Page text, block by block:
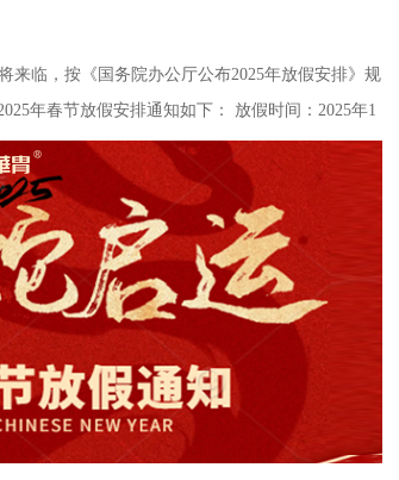
来临，按《国务院办公厅公布2025年放假安排》规
年春节放假安排通知如下： 放假时间：2025年1
4日（农历正月初七、周二）放假调休，共8天。2
周日）、2月8日（周六）正常上班。特此通知！提
心顺意，工作顺顺利利，生活美满，万事如意！